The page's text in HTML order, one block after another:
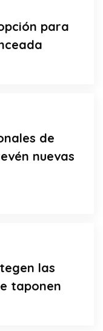
Feb
para
de
nuevas
las
taponen